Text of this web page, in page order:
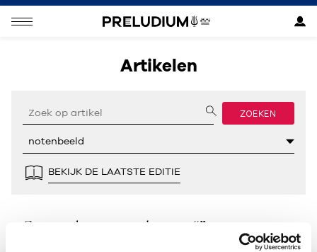
Artikelen
ZOEKEN
BEKIJK DE LAATSTE EDITIE
Geen resultaten gevonden voor “”.